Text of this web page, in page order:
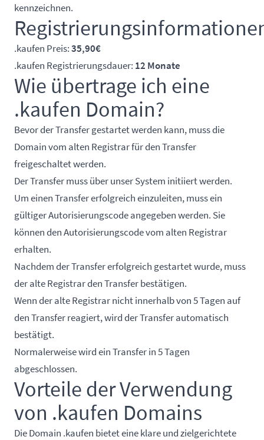
kennzeichnen.
.kaufen Preis:35,90€
.kaufen Registrierungsdauer: 12 Monate
Wie übertrage ich eine
.kaufen Domain?
Bevor der Transfer gestartet werden kann, muss die
Domain vom alten Registrar für den Transfer
freigeschaltet werden.
Der Transfer muss über unser System initiiert werden.
Um einen Transfer erfolgreich einzuleiten, muss ein
gültiger Autorisierungscode angegeben werden. Sie
können den Autorisierungscode vom alten Registrar
erhalten.
Nachdem der Transfer erfolgreich gestartet wurde, muss
der alte Registrar den Transfer bestätigen.
Wenn der alte Registrar nicht innerhalb von 5 Tagen auf
den Transfer reagiert, wird der Transfer automatisch
bestätigt.
Normalerweise wird ein Transfer in 5 Tagen
abgeschlossen.
Vorteile der Verwendung
von .kaufen Domains
Die Domain .kaufen bietet eine klare und zielgerichtete